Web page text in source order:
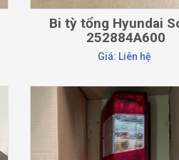
Bi tỳ tổng Hyundai
252884A600
Giá: Liên hệ
CHI TIẾT